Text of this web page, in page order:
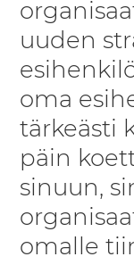
uuden
oma
tärkeästi
päin
sinuun,
omalle